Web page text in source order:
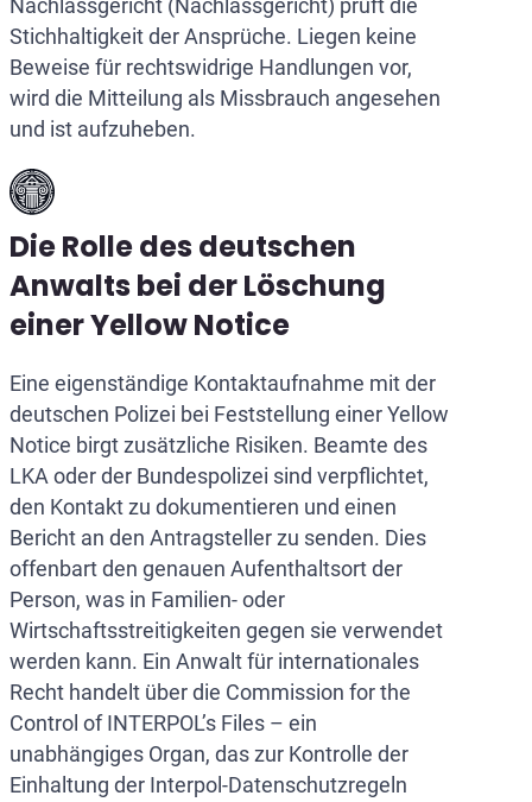
Nachlassgericht (Nachlassgericht) prüft die
Stichhaltigkeit der Ansprüche. Liegen keine
Beweise für rechtswidrige Handlungen vor,
wird die Mitteilung als Missbrauch angesehen
und ist aufzuheben.
Die Rolle des deutschen
Anwalts bei der Löschung
einer Yellow Notice
Eine eigenständige Kontaktaufnahme mit der
deutschen Polizei bei Feststellung einer Yellow
Notice birgt zusätzliche Risiken. Beamte des
LKA oder der Bundespolizei sind verpflichtet,
den Kontakt zu dokumentieren und einen
Bericht an den Antragsteller zu senden. Dies
offenbart den genauen Aufenthaltsort der
Person, was in Familien- oder
Wirtschaftsstreitigkeiten gegen sie verwendet
werden kann. Ein Anwalt für internationales
Recht handelt über die Commission for the
Control of INTERPOL’s Files – ein
unabhängiges Organ, das zur Kontrolle der
Einhaltung der Interpol-Datenschutzregeln